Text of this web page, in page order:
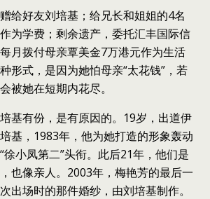
好友刘培基；给兄长和姐姐的4名
为学费；剩余遗产，委托汇丰国际信
月拨付母亲覃美金7万港元作为生活
形式，是因为她怕母亲“太花钱”，若
被她在短期内花尽。
有份，是有原因的。19岁，出道伊
基，1983年，他为她打造的形象轰动
小凤第二”头衔。此后21年，他们是
也像亲人。2003年，梅艳芳的最后一
出场时的那件婚纱，由刘培基制作。